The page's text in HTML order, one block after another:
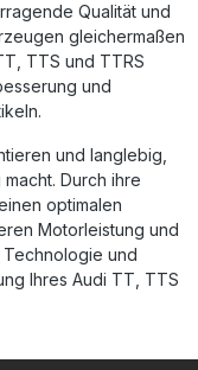
Korrosion
mit feinem
eine optimale
Filterleistung auch
Originalfilters
ideal für
vor
Qualität und
gleichermaßen
TTS und TTRS
und
und langlebig,
Durch ihre
optimalen
Motorleistung und
und
Ihres Audi TT, TTS